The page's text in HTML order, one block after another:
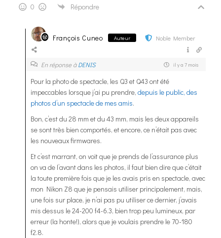
0 Répondre
François Cuneo Auteur Noble Member
En réponse àDENIS il y a 7 mois
Pour la photo de spectacle, les Q3 et Q43 ont été
impeccables lorsque j’ai pu prendre, depuis le public, des
photos d’un spectacle de mes amis.
Bon, c’est du 28 mm et du 43 mm, mais les deux appareils
se sont très bien comportés, et encore, ce n’était pas avec
les nouveaux firmwares.
Et c’est marrant, on voit que je prends de l’assurance plus
on va de l’avant dans les photos, il faut bien dire que c’était
la toute première fois que je les avais pris en spectacle, avec
mon Nikon Z8 que je pensais utiliser principalement, mais,
une fois sur place, je n’ai pas pu utiliser ce dernier, j’avais
mis dessus le 24-200 f4-6.3, bien trop peu lumineux, par
erreur (la honte!), alors que je voulais prendre le 70-180
f2.8.